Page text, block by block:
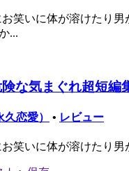
笑いに体が溶けたり男
...
な気まぐれ超短編
恋愛） • レビュー
お笑いに体が溶けたり男